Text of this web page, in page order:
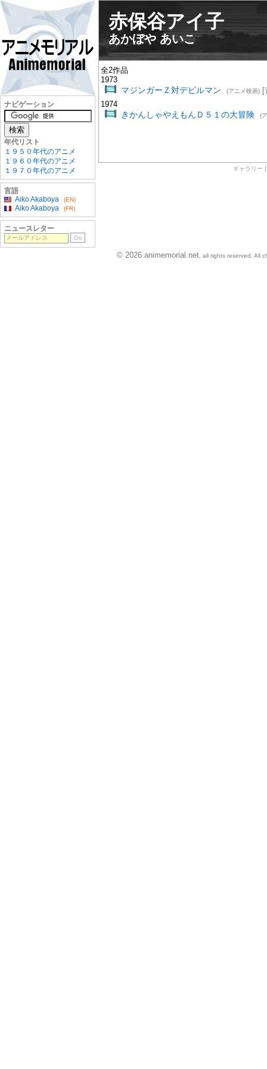
赤保谷アイ子
あかぼや あいこ
全2作品
1973
マジンガーＺ対デビルマン (アニメ映画)[
1974
きかんしゃやえもんＤ５１の大冒険 (
ギャラリー
ナビゲーション
年代リスト
１９５０年代のアニメ
１９６０年代のアニメ
１９７０年代のアニメ
言語
Aiko Akaboya
(EN)
Aiko Akaboya (FR)
ニュースレター
© 2026 animemorial.net , all rights reserved. All